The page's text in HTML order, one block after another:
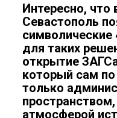
Интересно, что
Севастополь
символические
для таких
открытие
который сам по
только
атмосферой